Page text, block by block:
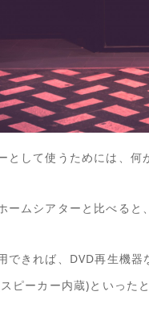
して使うためには、何
ムシアターと比べると
できれば、DVD再生機
ピーカー内蔵)といった